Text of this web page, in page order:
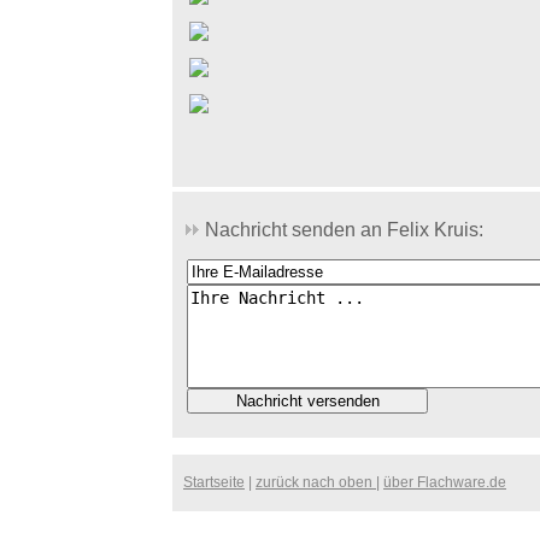
Nachricht senden an Felix Kruis:
Startseite zurück nach oben über Flachware.de